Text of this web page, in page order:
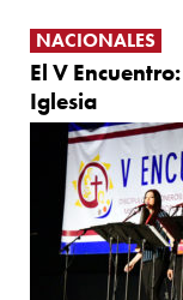
NACIONALES
El V
Iglesia